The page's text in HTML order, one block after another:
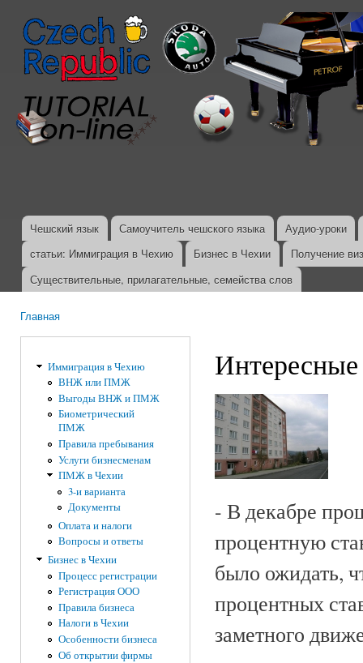
Главное меню
Чешский язык Самоучитель чешского языка
Аудио-уроки
статьи: Иммиграция в Чехию
Бизнес в Чехии
Получение
Существительные, прилагательные, семейства слов
Главная
Иммиграция в Чехию
ВНЖ или ПМЖ
Выгоды ВНЖ и ПМЖ
Биометрический
ПМЖ
Правила пребывания
Услуги бизнесменам
ПМЖ в Чехии
3-и варианта
Документы
Оплата и налоги
Вопросы и ответы
Бизнес в Чехии
Процесс регистрации
Регистрация ООО
Правила бизнеса
Налоги в Чехии
Особенности бизнеса
Об открытии фирмы
- В декабре
процентную
было ожидать,
процентных
заметного